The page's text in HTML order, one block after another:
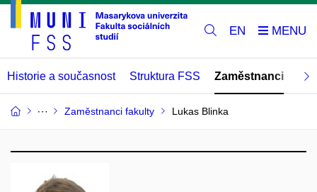
EN
Historie a současnost Struktura FSS Zaměstnanci
Zaměstnanci fakulty Lukas Blinka